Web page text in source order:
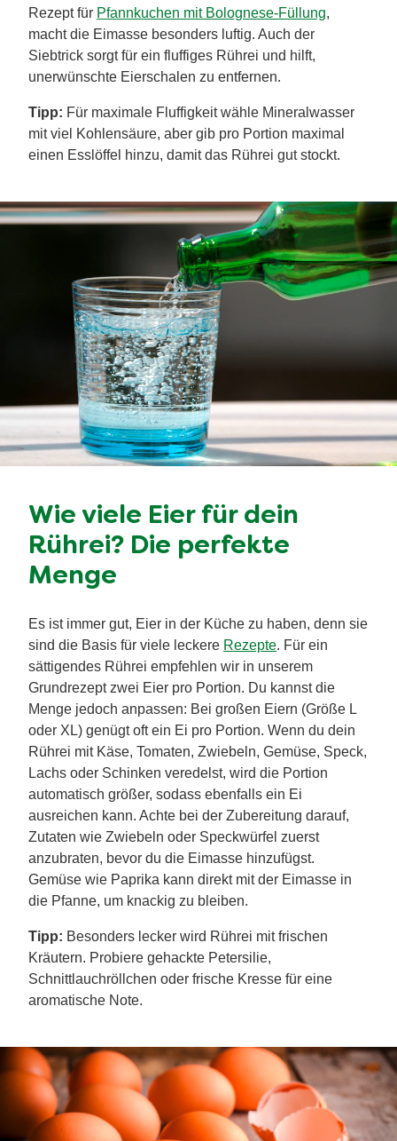
Rezept für Pfannkuchen mit Bolognese-Füllung,
macht die Eimasse besonders luftig. Auch der
Siebtrick sorgt für ein fluffiges Rührei und hilft,
unerwünschte Eierschalen zu entfernen.
Tipp: Für maximale Fluffigkeit wähle Mineralwasser
mit viel Kohlensäure, aber gib pro Portion maximal
einen Esslöffel hinzu, damit das Rührei gut stockt.
Wie viele Eier für dein
Rührei? Die perfekte
Menge
Es ist immer gut, Eier in der Küche zu haben, denn sie
sind die Basis für viele leckere Rezepte. Für ein
sättigendes Rührei empfehlen wir in unserem
Grundrezept zwei Eier pro Portion. Du kannst die
Menge jedoch anpassen: Bei großen Eiern (Größe L
oder XL) genügt oft ein Ei pro Portion. Wenn du dein
Rührei mit Käse, Tomaten, Zwiebeln, Gemüse, Speck,
Lachs oder Schinken veredelst, wird die Portion
automatisch größer, sodass ebenfalls ein Ei
ausreichen kann. Achte bei der Zubereitung darauf,
Zutaten wie Zwiebeln oder Speckwürfel zuerst
anzubraten, bevor du die Eimasse hinzufügst.
Gemüse wie Paprika kann direkt mit der Eimasse in
die Pfanne, um knackig zu bleiben.
Tipp: Besonders lecker wird Rührei mit frischen
Kräutern. Probiere gehackte Petersilie,
Schnittlauchröllchen oder frische Kresse für eine
aromatische Note.